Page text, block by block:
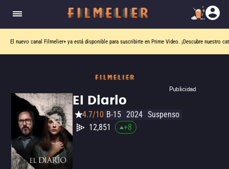
El nuevo canal Filmelier+ ya está disponible para suscribirte en Prime Video. ¡Descubre nuestro
Publicidad
El Diario
4.7/10 B-15 2024 Suspenso
12,851
+8